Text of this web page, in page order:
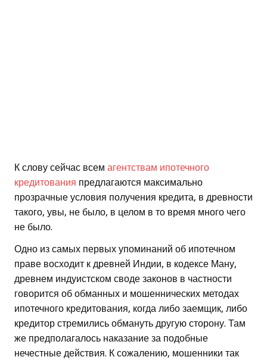
К слову сейчас всем агентствам ипотечного
кредитования предлагаются максимально
прозрачные условия получения кредита, в древности
такого, увы, не было, в целом в то время много чего
не было.
Одно из самых первых упоминаний об ипотечном
праве восходит к древней Индии, в кодексе Ману,
древнем индуистском своде законов в частности
говорится об обманных и мошеннических методах
ипотечного кредитования, когда либо заемщик, либо
кредитор стремились обмануть другую сторону. Там
же предполагалось наказание за подобные
нечестные действия. К сожалению, мошенники так